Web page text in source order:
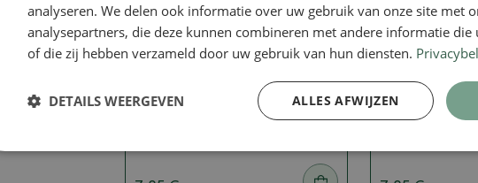
Bonsaischaal 13 x 13 x 8 cm,
5,5 x 5,5 x 6
analyseren. We delen ook informatie over uw gebruik van onze site met
analysepartners, die deze kunnen combineren met andere informatie die
of die zij hebben verzameld door uw gebruik van hun diensten.
ALLES AFWIJZEN
DETAILS WEERGEVEN